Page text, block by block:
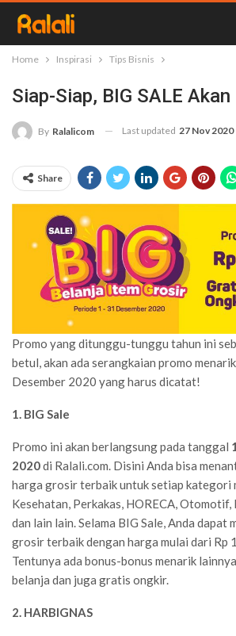
Home Inspirasi Tips Bisnis
Siap-Siap, BIG SALE
By Ralalicom Last updated 27 Nov 2020
Share
Promo yang ditunggu-tunggu tahun ini
betul, akan ada serangkaian promo
Desember 2020 yang harus dicatat!
1. BIG Sale
Promo ini akan berlangsung pada tanggal
2020di Ralali.com. Disini Anda bisa
harga grosir terbaik untuk setiap kategori
Kesehatan, Perkakas, HORECA, Otomotif,
dan lain lain. Selama BIG Sale, Anda dapat
grosir terbaik dengan harga mulai dari Rp
Tentunya ada bonus-bonus menarik
belanja dan juga gratis ongkir.
2. HARBIGNAS